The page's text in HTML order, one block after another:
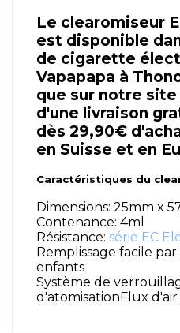
Le clearomiseur
est disponible
de cigarette
Vapapapa à
que sur notre
d'une livraison
dès 29,90€
en Suisse et en
Caractéristiques du
Dimensions: 25mm x
Contenance: 4ml
Résistance: série EC
Remplissage facile
enfants
Système de
d'atomisationFlux d'air